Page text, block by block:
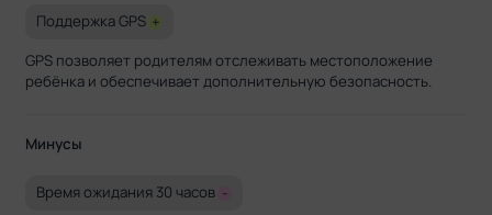
Поддержка GPS +
GPS позволяет родителям отслеживать местоположение
ребёнка и обеспечивает дополнительную безопасность.
Минусы
Время ожидания 30 часов -